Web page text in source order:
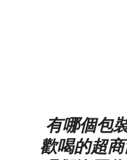
有哪個包
歡喝的超